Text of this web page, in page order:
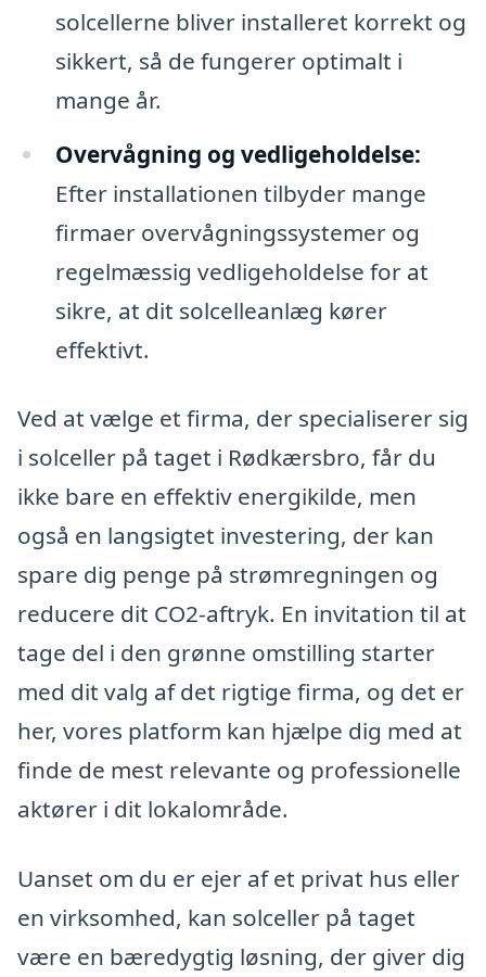
solcellerne bliver installeret korrekt og
sikkert, så de fungerer optimalt i
mange år.
Overvågning og vedligeholdelse:
Efter installationen tilbyder mange
firmaer overvågningssystemer og
regelmæssig vedligeholdelse for at
sikre, at dit solcelleanlæg kører
effektivt.
Ved at vælge et firma, der specialiserer sig
i solceller på taget i Rødkærsbro, får du
ikke bare en effektiv energikilde, men
også en langsigtet investering, der kan
spare dig penge på strømregningen og
reducere dit CO2-aftryk. En invitation til at
tage del i den grønne omstilling starter
med dit valg af det rigtige firma, og det er
her, vores platform kan hjælpe dig med at
finde de mest relevante og professionelle
aktører i dit lokalområde.
Uanset om du er ejer af et privat hus eller
en virksomhed, kan solceller på taget
være en bæredygtig løsning, der giver dig